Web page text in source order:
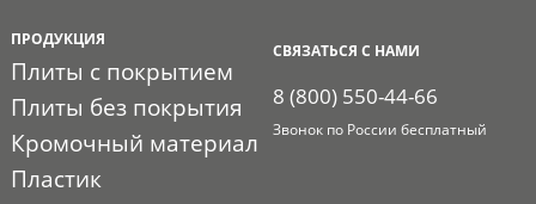
ПРОДУКЦИЯ
Плиты с покрытием
Плиты без покрытия
Кромочный материал
Пластик
СВЯЗАТЬСЯ С НАМИ
8 (800) 550-44-66
Звонок по России бесплатный